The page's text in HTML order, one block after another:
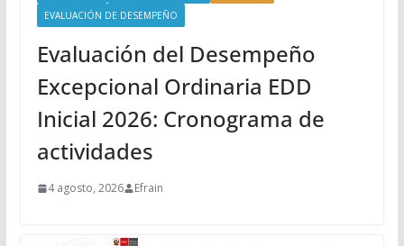
EVALUACIÓN DE DESEMPEÑO
Evaluación del Desempeño
Excepcional Ordinaria EDD
Inicial 2026: Cronograma de
actividades
4 agosto, 2026 Efrain